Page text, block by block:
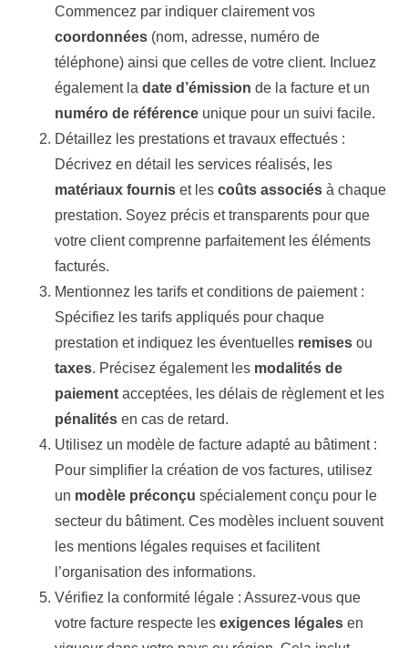
Commencez par indiquer clairement vos
coordonnées (nom, adresse, numéro de
téléphone) ainsi que celles de votre client. Incluez
également la date d’émission de la facture et un
numéro de référence unique pour un suivi facile.
Détaillez les prestations et travaux effectués :
Décrivez en détail les services réalisés, les
matériaux fournis et les coûts associés à chaque
prestation. Soyez précis et transparents pour que
votre client comprenne parfaitement les éléments
facturés.
Mentionnez les tarifs et conditions de paiement :
Spécifiez les tarifs appliqués pour chaque
prestation et indiquez les éventuelles remises ou
taxes. Précisez également les modalités de
paiement acceptées, les délais de règlement et les
pénalités en cas de retard.
Utilisez un modèle de facture adapté au bâtiment :
Pour simplifier la création de vos factures, utilisez
un modèle préconçu spécialement conçu pour le
secteur du bâtiment. Ces modèles incluent souvent
les mentions légales requises et facilitent
l’organisation des informations.
Vérifiez la conformité légale : Assurez-vous que
votre facture respecte les exigences légales en